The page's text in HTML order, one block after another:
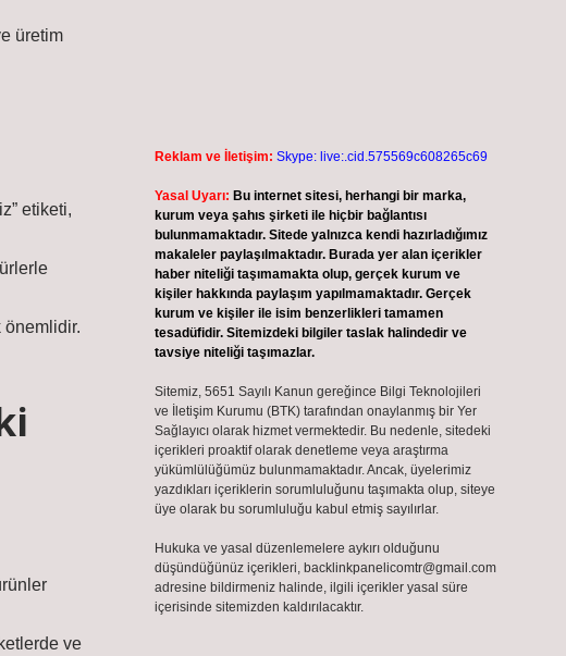
üretim
etiketi,
önemlidir.
ve
Reklam ve İletişim: Skype: live:.cid.575569c608265c69
Yasal Uyarı: Bu internet sitesi, herhangi bir marka,
kurum veya şahıs şirketi ile hiçbir bağlantısı
bulunmamaktadır. Sitede yalnızca kendi hazırladığımız
makaleler paylaşılmaktadır. Burada yer alan içerikler
haber niteliği taşımamakta olup, gerçek kurum ve
kişiler hakkında paylaşım yapılmamaktadır. Gerçek
kurum ve kişiler ile isim benzerlikleri tamamen
tesadüfidir. Sitemizdeki bilgiler taslak halindedir ve
tavsiye niteliği taşımazlar.
Sitemiz, 5651 Sayılı Kanun gereğince Bilgi Teknolojileri
ve İletişim Kurumu (BTK) tarafından onaylanmış bir Yer
Sağlayıcı olarak hizmet vermektedir. Bu nedenle, sitedeki
içerikleri proaktif olarak denetleme veya araştırma
yükümlülüğümüz bulunmamaktadır. Ancak, üyelerimiz
yazdıkları içeriklerin sorumluluğunu taşımakta olup, siteye
üye olarak bu sorumluluğu kabul etmiş sayılırlar.
Hukuka ve yasal düzenlemelere aykırı olduğunu
düşündüğünüz içerikleri, backlinkpanelicomtr@gmail.com
adresine bildirmeniz halinde, ilgili içerikler yasal süre
içerisinde sitemizden kaldırılacaktır.